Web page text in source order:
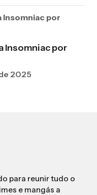
Insomniac por
2025
para reunir tudo o
e mangás a